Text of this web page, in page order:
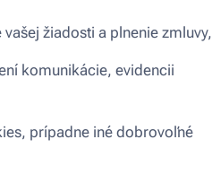
žiadosti a plnenie zmluvy,
komunikácie, evidencii
prípadne iné dobrovoľné